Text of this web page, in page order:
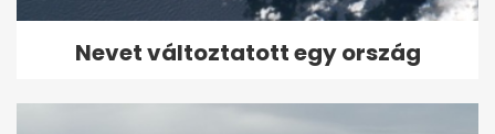
Nevet változtatott egy ország